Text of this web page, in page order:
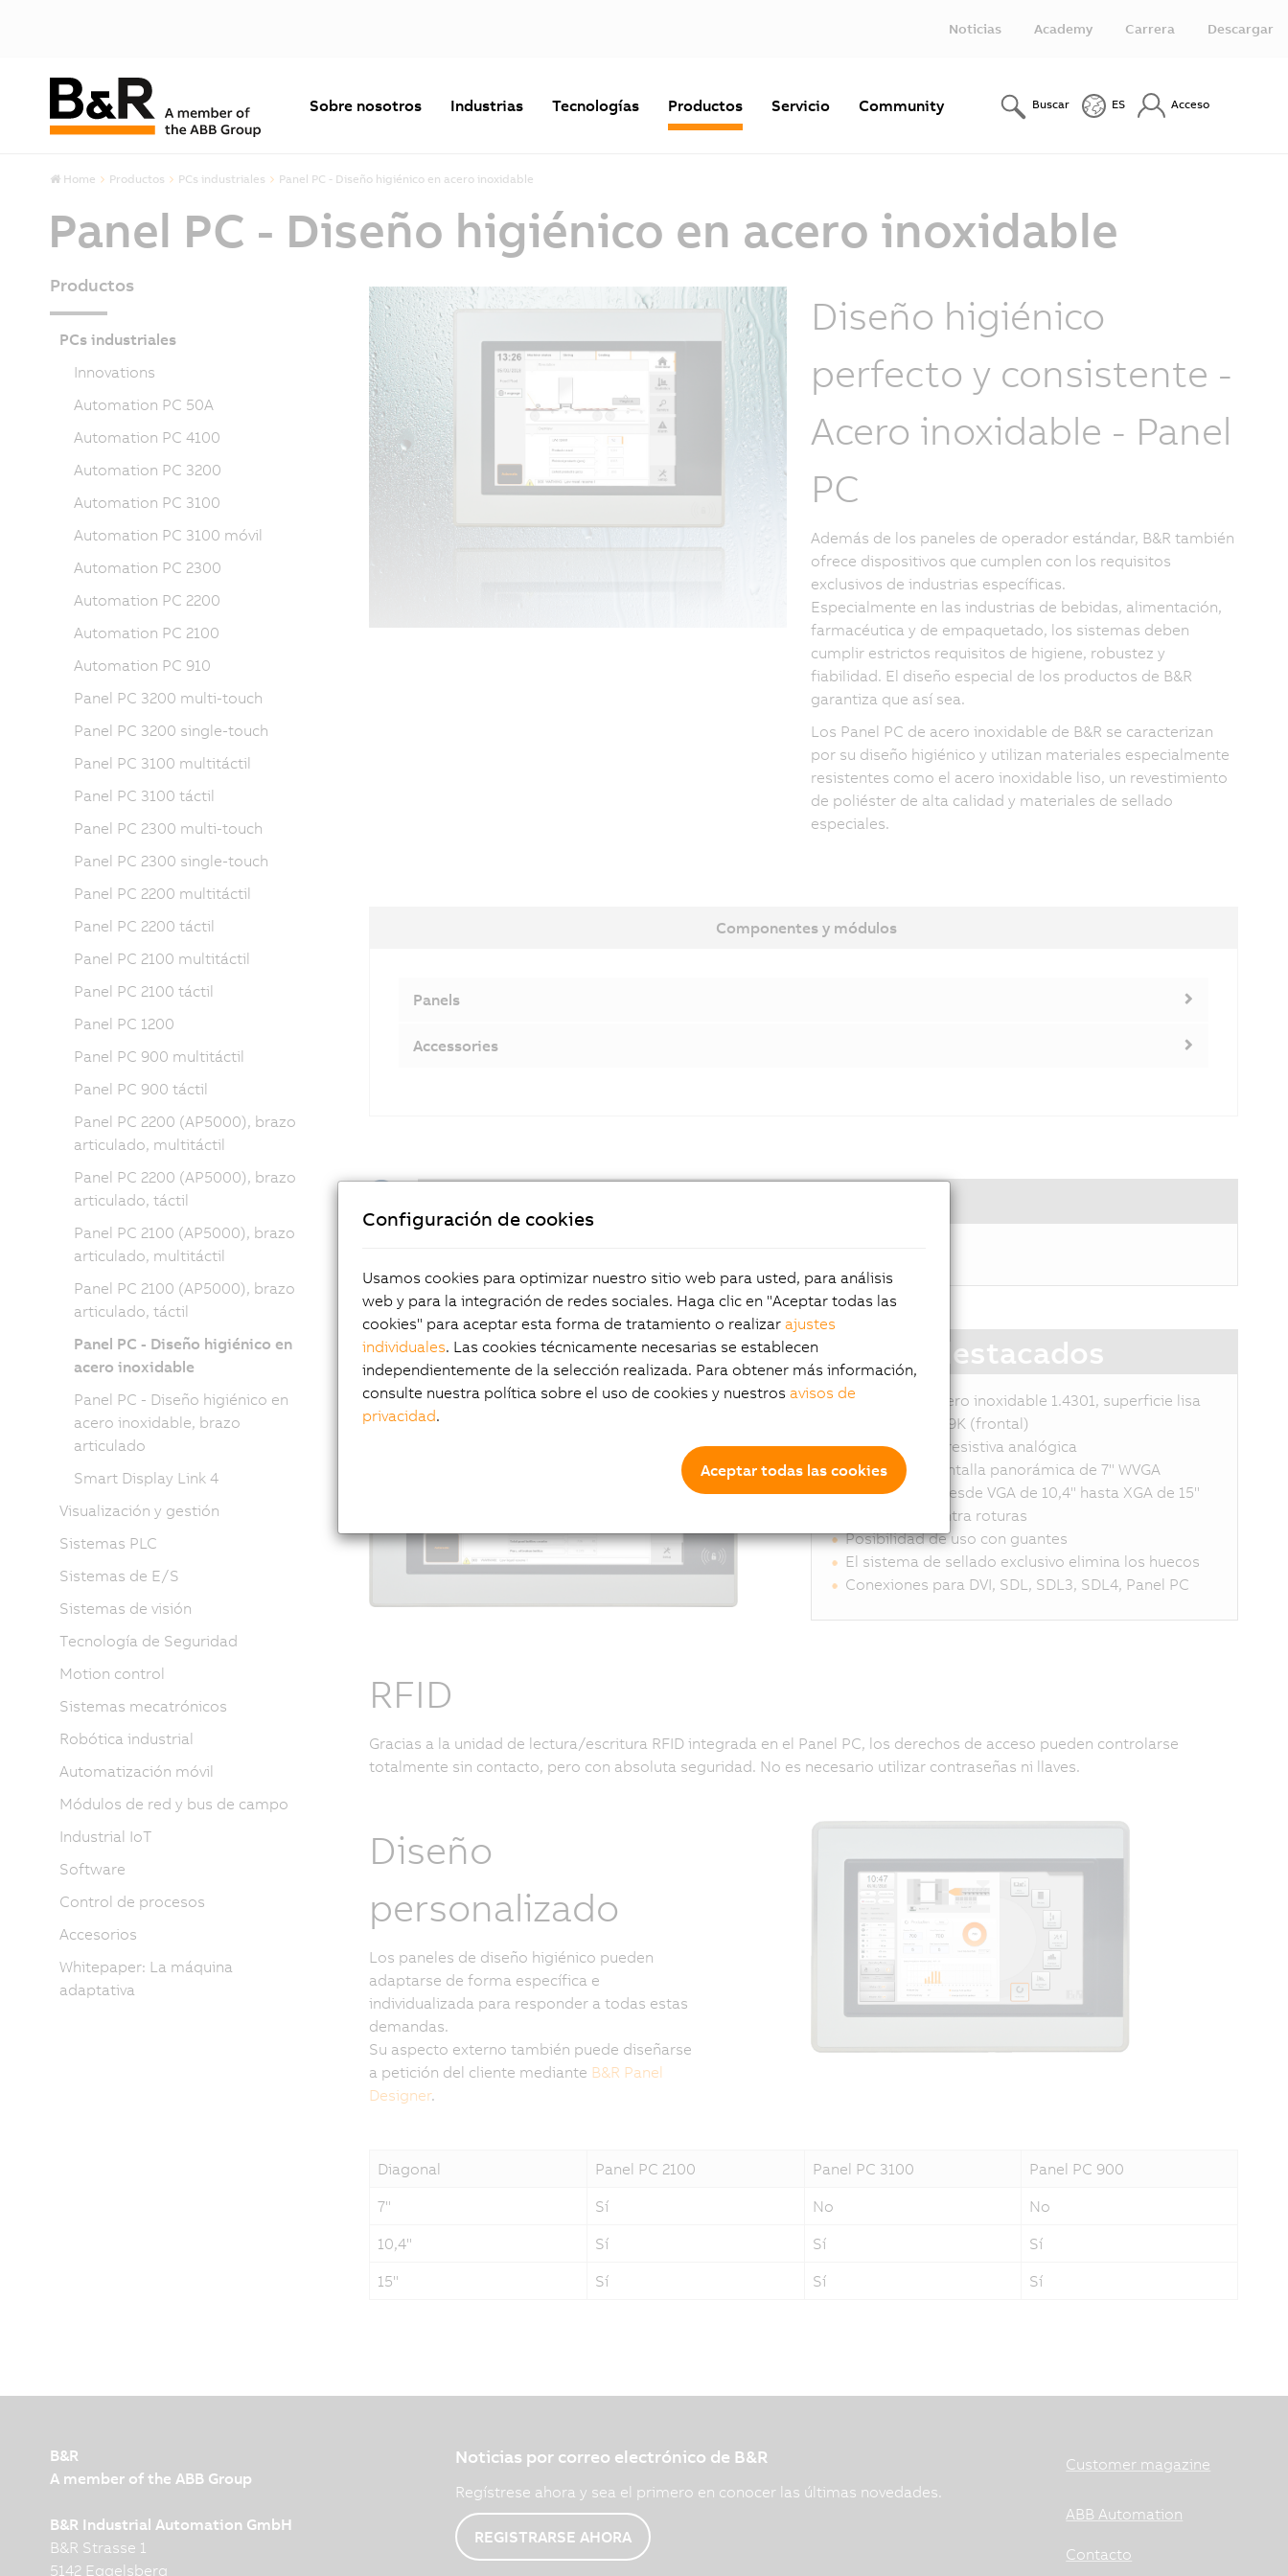
Noticias Academy Carrera Descargar
Sobre nosotros Industrias Tecnologías Productos Servicio Community Buscar ES Acceso
Home Productos PCs industriales Panel PC - Diseño higiénico en acero inoxidable
Panel PC - Diseño higiénico en acero inoxidable
Diseño higiénico
perfecto y consistente -
Acero inoxidable - Panel
PC
Además de los paneles de operador estándar, B&R también
ofrece dispositivos que cumplen con los requisitos
exclusivos de industrias específicas.
Especialmente en las industrias de bebidas, alimentación,
farmacéutica y de empaquetado, los sistemas deben
cumplir estrictos requisitos de higiene, robustez y
fiabilidad. El diseño especial de los productos de B&R
garantiza que así sea.
Los Panel PC de acero inoxidable de B&R se caracterizan
por su diseño higiénico y utilizan materiales especialmente
resistentes como el acero inoxidable liso, un revestimiento
de poliéster de alta calidad y materiales de sellado
especiales.
Componentes y módulos
Panels
Accessories
Documentación
Puntos destacados
Material de acero inoxidable 1.4301, superficie lisa
Protección IP69K (frontal)
Pantalla táctil resistiva analógica
Variante de pantalla panorámica de 7" WVGA
Variantes 4:3 desde VGA de 10,4" hasta XGA de 15"
Protección contra roturas
Posibilidad de uso con guantes
El sistema de sellado exclusivo elimina los huecos
Conexiones para DVI, SDL, SDL3, SDL4, Panel PC
RFID
Gracias a la unidad de lectura/escritura RFID integrada en el Panel PC, los derechos de acceso pueden controlarse
totalmente sin contacto, pero con absoluta seguridad. No es necesario utilizar contraseñas ni llaves.
Diseño
personalizado
Los paneles de diseño higiénico pueden
adaptarse de forma específica e
individualizada para responder a todas estas
demandas.
Su aspecto externo también puede diseñarse
a petición del cliente mediante B&R Panel
Designer.
Diagonal Panel PC 2100 Panel PC 3100
Panel PC 900
7"
Sí No
No
10,4"
Sí Sí
Sí
15"
Sí Sí Sí
Productos
PCs industriales
Innovations
Automation PC 50A
Automation PC 4100
Automation PC 3200
Automation PC 3100
Automation PC 3100 móvil
Automation PC 2300
Automation PC 2200
Automation PC 2100
Automation PC 910
Panel PC 3200 multi-touch
Panel PC 3200 single-touch
Panel PC 3100 multitáctil
Panel PC 3100 táctil
Panel PC 2300 multi-touch
Panel PC 2300 single-touch
Panel PC 2200 multitáctil
Panel PC 2200 táctil
Panel PC 2100 multitáctil
Panel PC 2100 táctil
Panel PC 1200
Panel PC 900 multitáctil
Panel PC 900 táctil
Panel PC 2200 (AP5000), brazo
articulado, multitáctil
Panel PC 2200 (AP5000), brazo
articulado, táctil
Panel PC 2100 (AP5000), brazo
articulado, multitáctil
Panel PC 2100 (AP5000), brazo
articulado, táctil
Panel PC - Diseño higiénico en
acero inoxidable
Panel PC - Diseño higiénico en
acero inoxidable, brazo
articulado
Smart Display Link 4
Visualización y gestión
Sistemas PLC
Sistemas de E/S
Sistemas de visión
Tecnología de Seguridad
Motion control
Sistemas mecatrónicos
Robótica industrial
Automatización móvil
Módulos de red y bus de campo
Industrial IoT
Software
Control de procesos
Accesorios
Whitepaper: La máquina
adaptativa
B&R
A member of the ABB Group
B&R Industrial Automation GmbH
B&R Strasse 1
5142 Eggelsberg
Noticias por correo electrónico de B&R
Regístrese ahora y sea el primero en conocer las últimas novedades.
REGISTRARSE AHORA
Customer magazine
ABB Automation
Contacto
Configuración de cookies
Usamos cookies para optimizar nuestro sitio web para usted, para análisis
web y para la integración de redes sociales. Haga clic en "Aceptar todas las
cookies" para aceptar esta forma de tratamiento o realizar ajustes
individuales. Las cookies técnicamente necesarias se establecen
independientemente de la selección realizada. Para obtener más información,
consulte nuestra política sobre el uso de cookies y nuestros avisos de
privacidad.
Aceptar todas las cookies